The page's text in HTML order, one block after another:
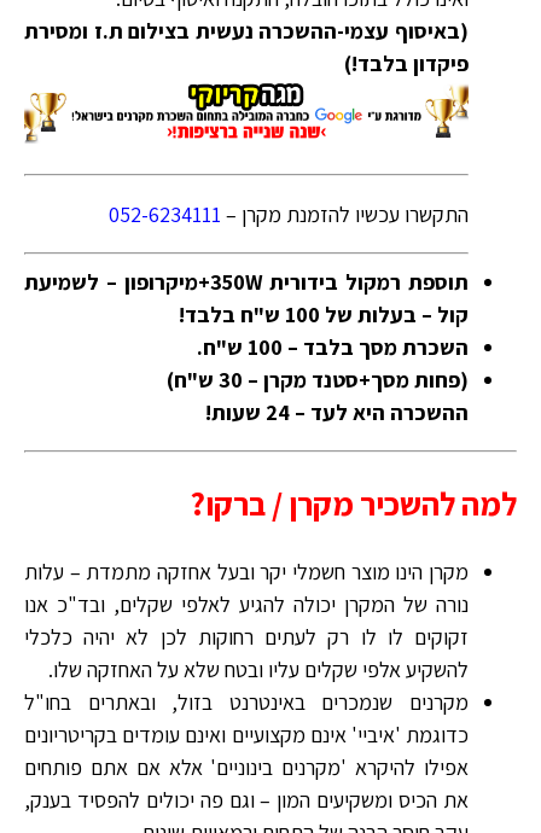
(באיסוף עצמי-ההשכרה נעשית בצילום ת.ז ומסירת
פיקדון בלבד!)
התקשרו עכשיו להזמנת מקרן – 052-6234111
תוספת רמקול בידורית 350W+מיקרופון – לשמיעת
קול – בעלות של 100 ש"ח בלבד!
השכרת מסך בלבד – 100 ש"ח.
(פחות מסך+סטנד מקרן – 30 ש"ח)
ההשכרה היא לעד – 24 שעות!
למה להשכיר מקרן / ברקו?
מקרן הינו מוצר חשמלי יקר ובעל אחזקה מתמדת – עלות
נורה של המקרן יכולה להגיע לאלפי שקלים, ובד"כ אנו
זקוקים לו לו רק לעתים רחוקות לכן לא יהיה כלכלי
להשקיע אלפי שקלים עליו ובטח שלא על האחזקה שלו.
מקרנים שנמכרים באינטרנט בזול, ובאתרים בחו"ל
כדוגמת 'איביי' אינם מקצועיים ואינם עומדים בקריטריונים
אפילו להיקרא 'מקרנים בינוניים' אלא אם אתם פותחים
את הכיס ומשקיעים המון – וגם פה יכולים להפסיד בענק,